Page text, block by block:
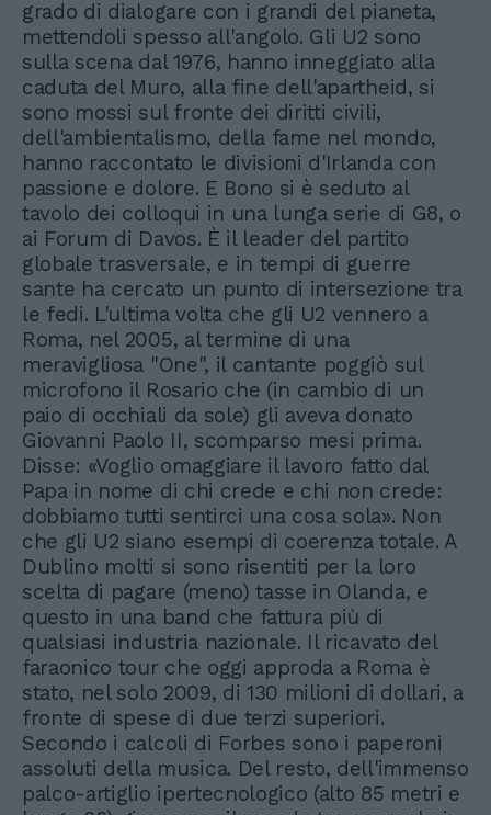
grado di dialogare con i grandi del pianeta,
mettendoli spesso all'angolo. Gli U2 sono
sulla scena dal 1976, hanno inneggiato alla
caduta del Muro, alla fine dell'apartheid, si
sono mossi sul fronte dei diritti civili,
dell'ambientalismo, della fame nel mondo,
hanno raccontato le divisioni d'Irlanda con
passione e dolore. E Bono si è seduto al
tavolo dei colloqui in una lunga serie di G8, o
ai Forum di Davos. È il leader del partito
globale trasversale, e in tempi di guerre
sante ha cercato un punto di intersezione tra
le fedi. L'ultima volta che gli U2 vennero a
Roma, nel 2005, al termine di una
meravigliosa "One", il cantante poggiò sul
microfono il Rosario che (in cambio di un
paio di occhiali da sole) gli aveva donato
Giovanni Paolo II, scomparso mesi prima.
Disse: «Voglio omaggiare il lavoro fatto dal
Papa in nome di chi crede e chi non crede:
dobbiamo tutti sentirci una cosa sola». Non
che gli U2 siano esempi di coerenza totale. A
Dublino molti si sono risentiti per la loro
scelta di pagare (meno) tasse in Olanda, e
questo in una band che fattura più di
qualsiasi industria nazionale. Il ricavato del
faraonico tour che oggi approda a Roma è
stato, nel solo 2009, di 130 milioni di dollari, a
fronte di spese di due terzi superiori.
Secondo i calcoli di Forbes sono i paperoni
assoluti della musica. Del resto, dell'immenso
palco-artiglio ipertecnologico (alto 85 metri e